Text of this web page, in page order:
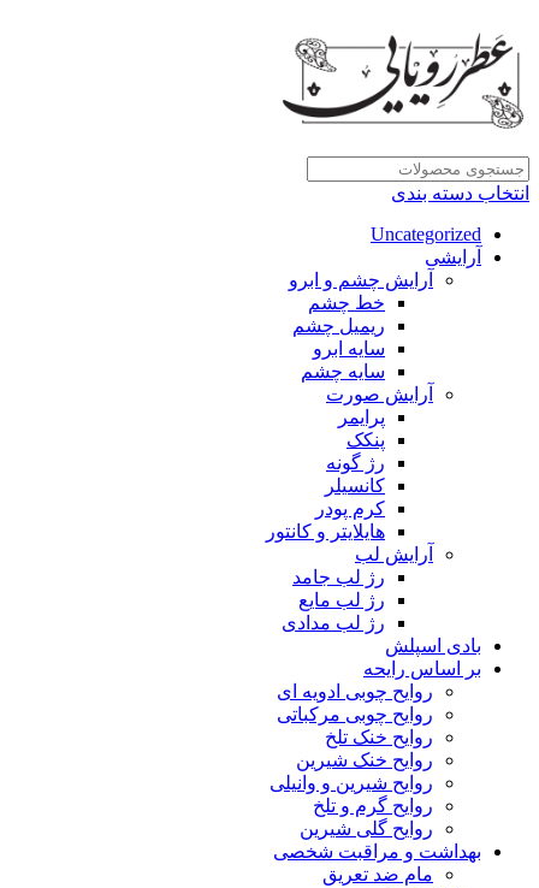
انتخاب دسته بندی
Uncategorized
آرایشی
آرایش چشم و ابرو
خط چشم
ریمیل چشم
سایه ابرو
سایه چشم
آرایش صورت
پرایمر
پنکک
رژ گونه
کانسیلر
کرم پودر
هایلایتر و کانتور
آرایش لب
رژ لب جامد
رژ لب مایع
رژ لب مدادی
بادی اسپلش
بر اساس رایحه
روایح چوبی ادویه ای
روایح چوبی مرکباتی
روایح خنک تلخ
روایح خنک شیرین
روایح شیرین و وانیلی
روایح گرم و تلخ
روایح گلی شیرین
بهداشت و مراقبت شخصی
مام ضد تعریق